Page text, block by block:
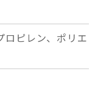
ロピレン、ポリエ